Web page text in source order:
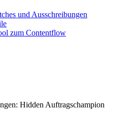
und Ausschreibungen
zum Contentflow
Hidden Auftragschampion